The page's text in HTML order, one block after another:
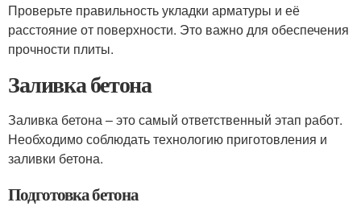
Проверьте правильность укладки арматуры и её
расстояние от поверхности. Это важно для обеспечения
прочности плиты.
Заливка бетона
Заливка бетона – это самый ответственный этап работ.
Необходимо соблюдать технологию приготовления и
заливки бетона.
Подготовка бетона